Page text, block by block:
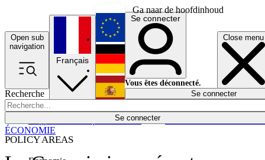
Ga naar de hoofdinhoud
Open sub
navigation
Close menu
Recherche
Se connecter
POLICY AREAS
Économie
Français
English
Deutsch
Español
Se connecter
Vous êtes déconnecté.
Se connecter
ÉCONOMIE